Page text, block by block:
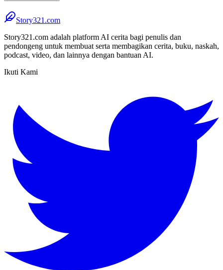
Story321.com
Story321.com adalah platform AI cerita bagi penulis dan
pendongeng untuk membuat serta membagikan cerita, buku, naskah,
podcast, video, dan lainnya dengan bantuan AI.
Ikuti Kami